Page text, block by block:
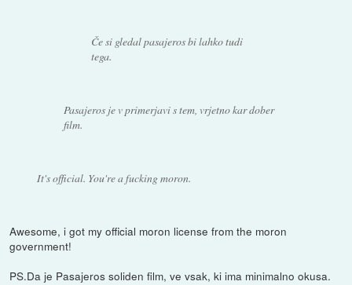
Če si gledal pasajeros bi lahko tudi
tega.
Pasajeros je v primerjavi s tem, vrjetno kar dober
film.
It's official. You're a fucking moron.
Awesome, i got my official moron license from the moron
government!
PS.Da je Pasajeros soliden film, ve vsak, ki ima minimalno okusa.